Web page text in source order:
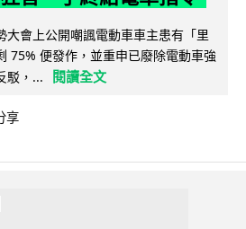
大會上公開嘲諷電動車車主患有「里
75% 便發作，並重申已廢除電動車強
駁，...
閱讀全文
享